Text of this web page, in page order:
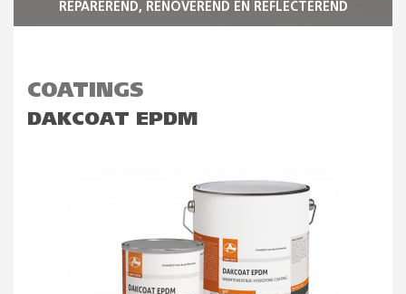
REPAREREND, RENOVEREND EN REFLECTEREND
COATINGS
DAKCOAT EPDM